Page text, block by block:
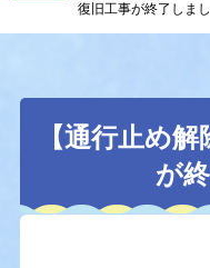
す
し
復旧工事が終了しま
本
【通行止め
が